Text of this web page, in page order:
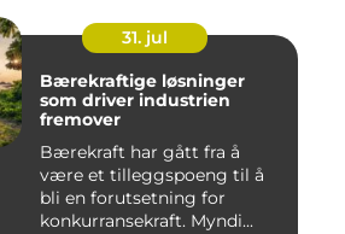
31. jul
Bærekraftige løsninger
som driver industrien
fremover
Bærekraft har gått fra å
være et tilleggspoeng til å
bli en forutsetning for
konkurransekraft. Myndi...